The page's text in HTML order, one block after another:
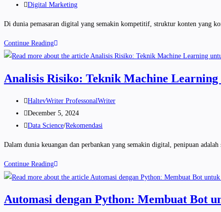
Digital Marketing
Di dunia pemasaran digital yang semakin kompetitif, struktur konten yang
Continue Reading
Analisis Risiko: Teknik Machine
HaltevWriter ProfessonalWriter
December 5, 2024
Data Science/Rekomendasi
Dalam dunia keuangan dan perbankan yang semakin digital, penipuan
Continue Reading
Automasi dengan Python: Membuat Bot